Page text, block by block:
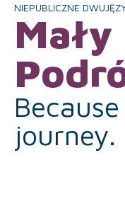
NIEPUBLICZNE
Mały
journey.